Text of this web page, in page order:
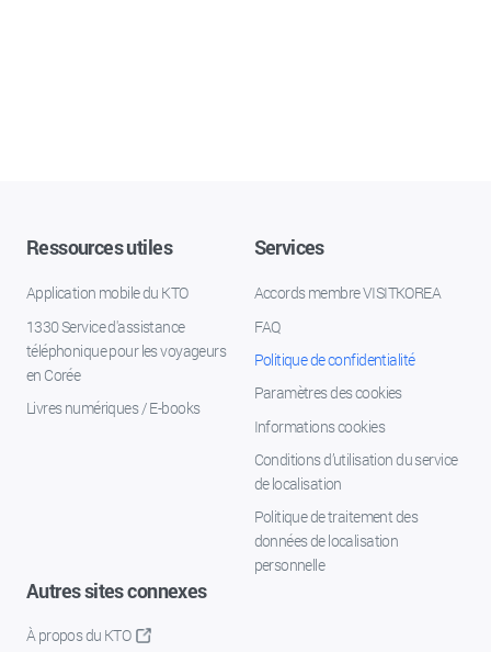
Ressources utiles
Application mobile du KTO
1330 Service d'assistance
téléphonique pour les voyageurs
en Corée
Livres numériques / E-books
Services
Accords membre VISITKOREA
FAQ
Politique de confidentialité
Paramètres des cookies
Informations cookies
Conditions d’utilisation du service
de localisation
Politique de traitement des
données de localisation
personnelle
Autres sites connexes
À propos du KTO